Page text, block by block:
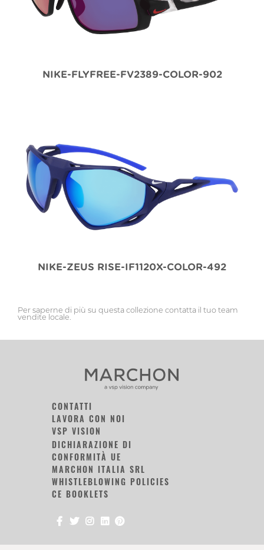
NIKE-FLYFREE-FV2389-COLOR-902
NIKE-ZEUS RISE-IF1120X-COLOR-492
Per saperne di più su questa collezione contatta il tuo team
vendite locale.
CONTATTI
LAVORA CON NOI
VSP VISION
DICHIARAZIONE DI
CONFORMITÀ UE
MARCHON ITALIA SRL
WHISTLEBLOWING POLICIES
CE BOOKLETS